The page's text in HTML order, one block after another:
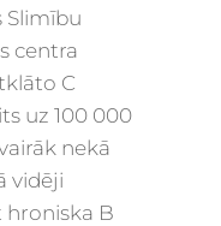
Slimību
centra
C
uz 100 000
nekā
vidēji
hroniska B